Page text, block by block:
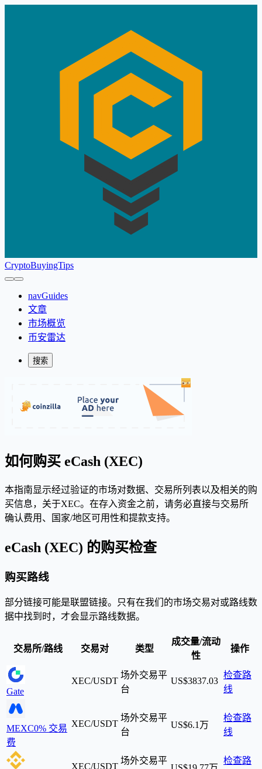
CryptoBuyingTips
navGuides
文章
市场概览
币安雷达
搜索
如何购买 eCash (XEC)
本指南显示经过验证的市场对数据、交易所列表以及相关的购
买信息，关于XEC。在存入资金之前，请务必直接与交易所
确认费用、国家/地区可用性和提款支持。
eCash (XEC) 的购买检查
购买路线
部分链接可能是联盟链接。只有在我们的市场交易对或路线数
据中找到时，才会显示路线数据。
交易所/路线 交易对 类型
成交量/流动
性
操作
Gate
XEC/USDT
场外交易平
台
US$3837.03
检查路
线
MEXC0% 交易
费
XEC/USDT
场外交易平
台
US$6.1万
检查路
线
XEC/USDT
场外交易平
检查路